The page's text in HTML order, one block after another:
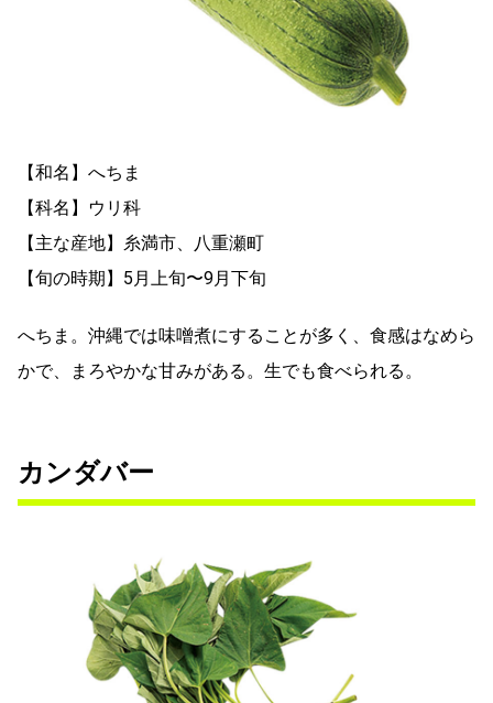
【和名】へちま
【科名】ウリ科
【主な産地】糸満市、八重瀬町
【旬の時期】5月上旬〜9月下旬
へちま。沖縄では味噌煮にすることが多く、食感はなめら
かで、まろやかな甘みがある。生でも食べられる。
カンダバー